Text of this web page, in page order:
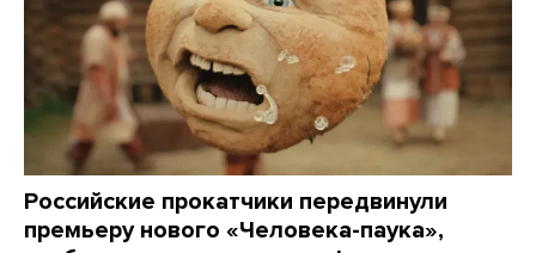
Российские прокатчики передвинули
премьеру нового «Человека-паука»,